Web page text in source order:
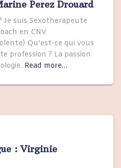
Perez Drouard
Je suis Sexotherapeute
en CNV
Qu’est-ce qui vous
profession ? La passion
Read more…
: Virginie